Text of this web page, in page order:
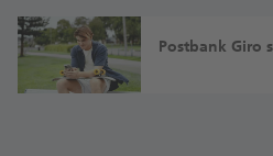
Postbank Giro